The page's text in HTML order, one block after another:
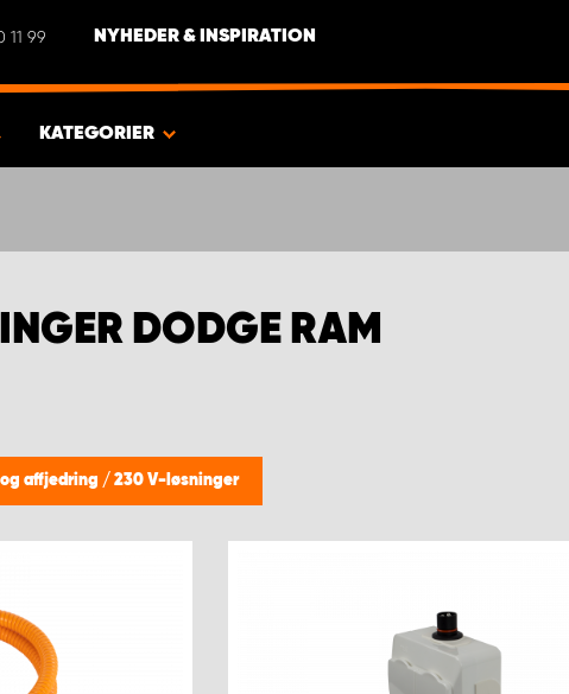
11 99 NYHEDER & INSPIRATION
KATEGORIER
DODGE RAM
affjedring / 230 V-løsninger